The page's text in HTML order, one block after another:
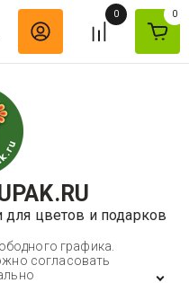
0
0
для цветов и подарков
графика.
согласовать